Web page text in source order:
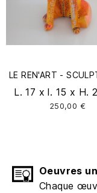
LE REN'ART -
L. 17 x l. 15 x H.
250,00 €
Oeuvres
Chaque